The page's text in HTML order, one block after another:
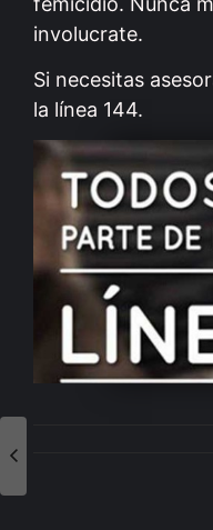
involucrate.
Si necesitas
la línea 144.